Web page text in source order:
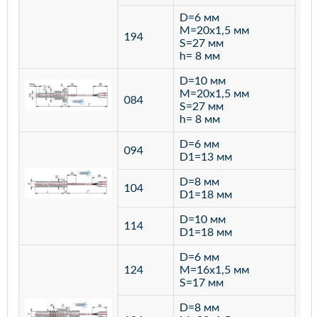
194
D=6 мм
M=20х1,5 мм
S=27 мм
h= 8 мм
084
D=10 мм
M=20х1,5 мм
S=27 мм
h= 8 мм
094
D=6 мм
D1=13 мм
104
D=8 мм
D1=18 мм
114
D=10 мм
D1=18 мм
124
D=6 мм
M=16х1,5 мм
S=17 мм
D=8 мм